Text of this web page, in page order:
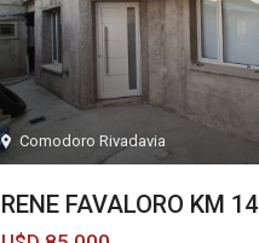
Comodoro Rivadavia
RENE FAVALORO KM 14